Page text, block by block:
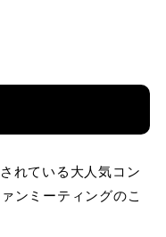
れている大人気コン
ンミーティングのこ